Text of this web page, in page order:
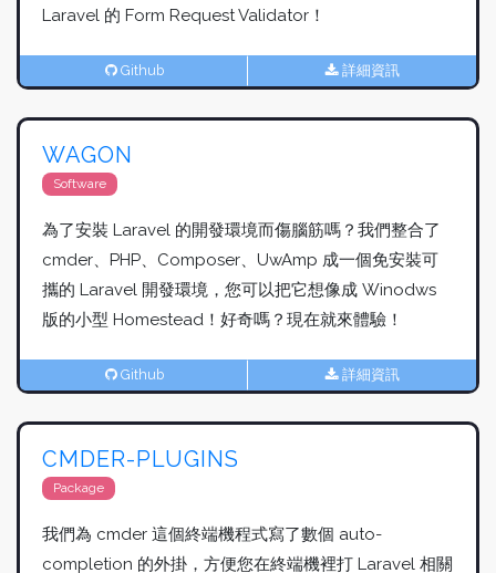
Laravel 的 Form Request Validator！
Github 詳細資訊
WAGON
Software
為了安裝 Laravel 的開發環境而傷腦筋嗎？我們整合了
cmder、PHP、Composer、UwAmp 成一個免安裝可
攜的 Laravel 開發環境，您可以把它想像成 Winodws
版的小型 Homestead！好奇嗎？現在就來體驗！
Github 詳細資訊
CMDER-PLUGINS
Package
我們為 cmder 這個終端機程式寫了數個 auto-
completion 的外掛，方便您在終端機裡打 Laravel 相關